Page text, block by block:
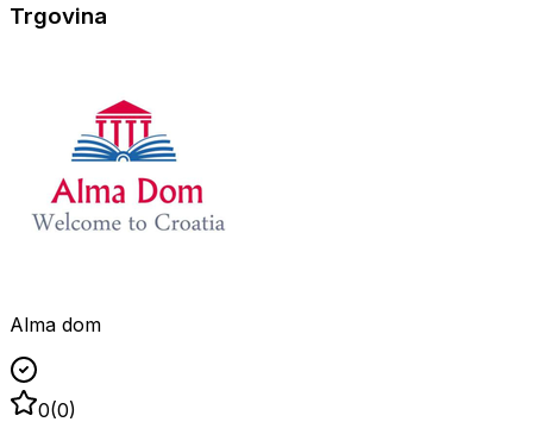
Trgovina
Alma dom
0(0)